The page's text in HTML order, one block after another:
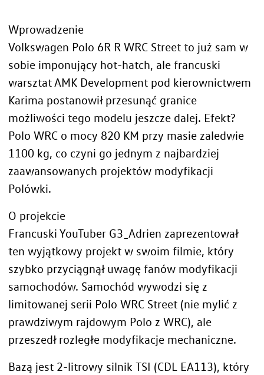
Wprowadzenie
Volkswagen Polo 6R R WRC Street to już sam w
sobie imponujący hot-hatch, ale francuski
warsztat AMK Development pod kierownictwem
Karima postanowił przesunąć granice
możliwości tego modelu jeszcze dalej. Efekt?
Polo WRC o mocy 820 KM przy masie zaledwie
1100 kg, co czyni go jednym z najbardziej
zaawansowanych projektów modyfikacji
Polówki.
O projekcie
Francuski YouTuber G3_Adrien zaprezentował
ten wyjątkowy projekt w swoim filmie, który
szybko przyciągnął uwagę fanów modyfikacji
samochodów. Samochód wywodzi się z
limitowanej serii Polo WRC Street (nie mylić z
prawdziwym rajdowym Polo z WRC), ale
przeszedł rozległe modyfikacje mechaniczne.
Bazą jest 2-litrowy silnik TSI (CDL EA113), który